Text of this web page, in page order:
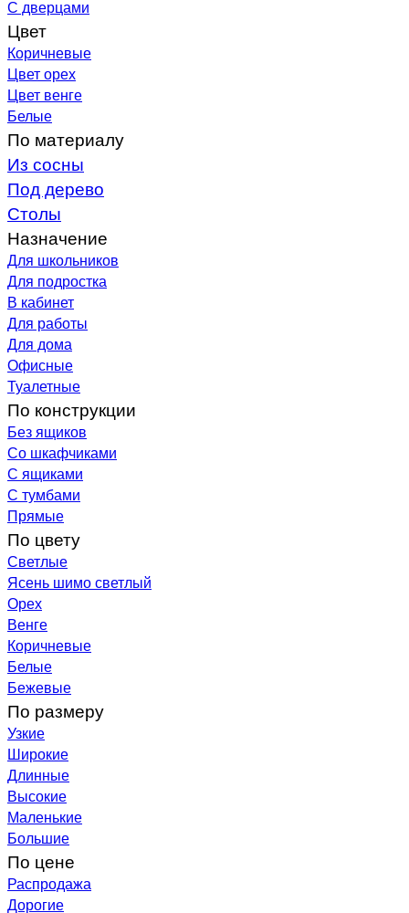
С дверцами
Цвет
Коричневые
Цвет орех
Цвет венге
Белые
По материалу
Из сосны
Под дерево
Столы
Назначение
Для школьников
Для подростка
В кабинет
Для работы
Для дома
Офисные
Туалетные
По конструкции
Без ящиков
Со шкафчиками
С ящиками
С тумбами
Прямые
По цвету
Светлые
Ясень шимо светлый
Орех
Венге
Коричневые
Белые
Бежевые
По размеру
Узкие
Широкие
Длинные
Высокие
Маленькие
Большие
По цене
Распродажа
Дорогие